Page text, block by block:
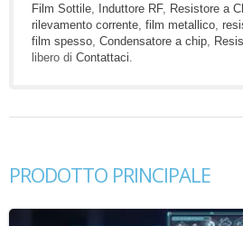
Film Sottile Induttore RF, Resistore a
rilevamento corrente film metallico
film spesso Condensatore a chip
libero di Contattaci
PRODOTTO PRINCIPALE